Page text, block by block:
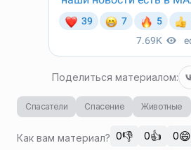
Поделиться материалом:
Спасатели Спасение Животные
Как вам материал? 0👎 0👍 0😄